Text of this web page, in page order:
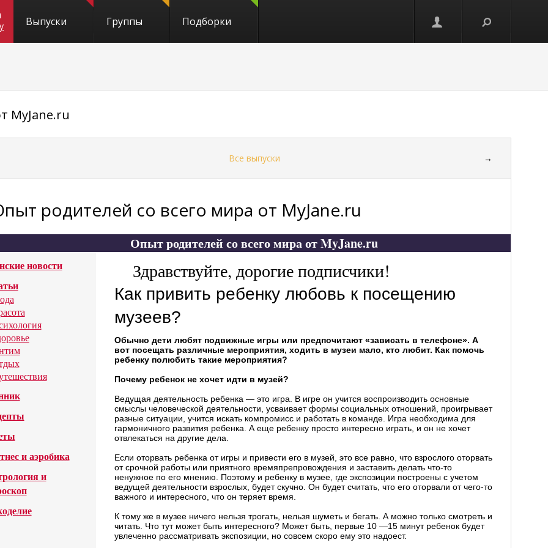
Выпуски Группы Подборки
MyJane.ru
Все выпуски →
родителей со всего мира от MyJane.ru
Опыт родителей со всего мира от MyJane.ru
новости
и аэробика
и
Здравствуйте, дорогие подписчики!
Как привить ребенку любовь к посещению
музеев?
Обычно дети любят подвижные игры или предпочитают «зависать в телефоне». А
вот посещать различные мероприятия, ходить в музеи мало, кто любит. Как помочь
ребенку полюбить такие мероприятия?
Почему ребенок не хочет идти в музей?
Ведущая деятельность ребенка — это игра. В игре он учится воспроизводить основные
смыслы человеческой деятельности, усваивает формы социальных отношений, проигрывает
разные ситуации, учится искать компромисс и работать в команде. Игра необходима для
гармоничного развития ребенка. А еще ребенку просто интересно играть, и он не хочет
отвлекаться на другие дела.
Если оторвать ребенка от игры и привести его в музей, это все равно, что взрослого оторвать
от срочной работы или приятного времяпрепровождения и заставить делать что-то
ненужное по его мнению. Поэтому и ребенку в музее, где экспозиции построены с учетом
ведущей деятельности взрослых, будет скучно. Он будет считать, что его оторвали от чего-то
важного и интересного, что он теряет время.
К тому же в музее ничего нельзя трогать, нельзя шуметь и бегать. А можно только смотреть и
читать. Что тут может быть интересного? Может быть, первые 10 —15 минут ребенок будет
увлеченно рассматривать экспозиции, но совсем скоро ему это надоест.